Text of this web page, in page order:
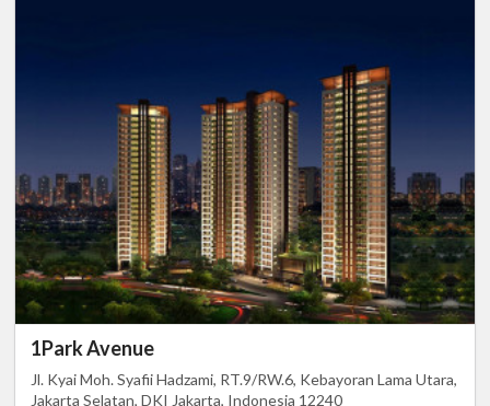
1Park Avenue
Jl. Kyai Moh. Syafii Hadzami, RT.9/RW.6, Kebayoran Lama Utara,
Jakarta Selatan, DKI Jakarta, Indonesia 12240